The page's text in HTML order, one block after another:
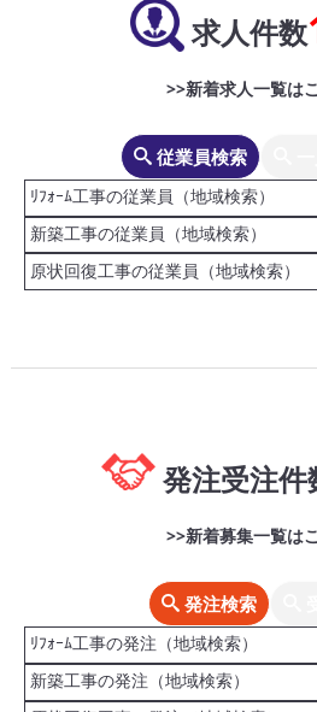
求人件数
>>新着求人一覧は
従業員検索
発注受注件
>>新着募集一覧は
発注検索